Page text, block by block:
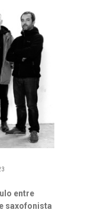
entre
saxofonista